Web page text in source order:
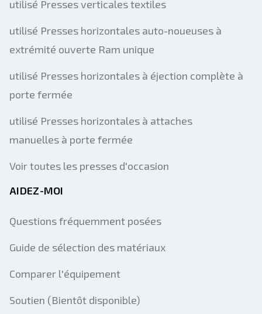
utilisé Presses verticales textiles
utilisé Presses horizontales auto-noueuses à
extrémité ouverte Ram unique
utilisé Presses horizontales à éjection complète à
porte fermée
utilisé Presses horizontales à attaches
manuelles à porte fermée
Voir toutes les presses d'occasion
AIDEZ-MOI
Questions fréquemment posées
Guide de sélection des matériaux
Comparer l'équipement
Soutien (Bientôt disponible)